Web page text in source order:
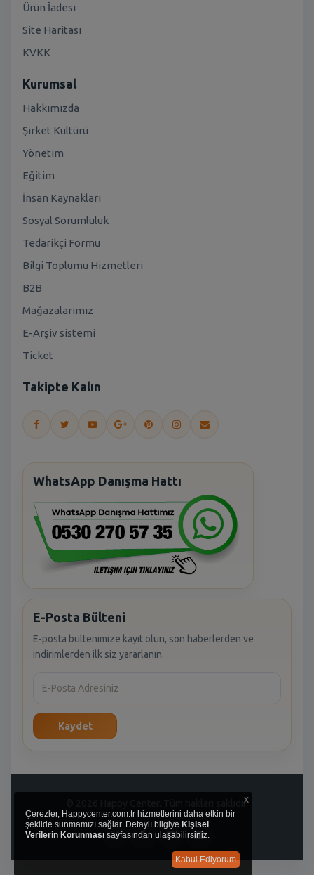
Ürün İadesi
Site Haritası
KVKK
Kurumsal
Hakkımızda
Şirket Kültürü
Yönetim
Eğitim
İnsan Kaynakları
Sosyal Sorumluluk
Tedarikçi Formu
Bilgi Toplumu Hizmetleri
B2B
Mağazalarımız
E-Arşiv sistemi
Ticket
Takipte Kalın
WhatsApp Danışma Hattı
E-Posta Bülteni
E-posta bültenimize kayıt olun, son haberlerden ve
indirimlerden ilk siz yararlanın.
Kaydet
© 2026 Happy Center. Tüm hakları saklıdır.
x
Çerezler, Happycenter.com.tr hizmetlerini daha etkin bir
şekilde sunmamızı sağlar. Detaylı bilgiye Kişisel
Verilerin Korunması sayfasından ulaşabilirsiniz.
Kabul Ediyorum